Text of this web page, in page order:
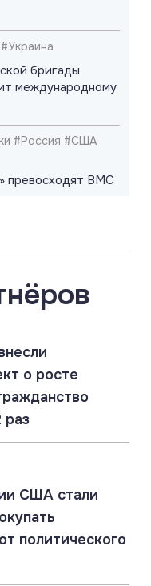
бригады
международному
#Россия #США
превосходят ВМС
систем. Опыт
#СВО #Сводка
#Флот
Санкции
о росте
раз
США стали
политического